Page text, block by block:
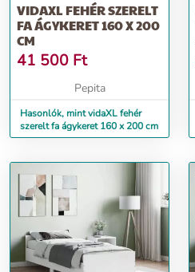
VIDAXL FEHÉR SZERELT
FA ÁGYKERET 160 X 200
CM
41 500 Ft
Pepita
Hasonlók, mint vidaXL fehér
szerelt fa ágykeret 160 x 200 cm